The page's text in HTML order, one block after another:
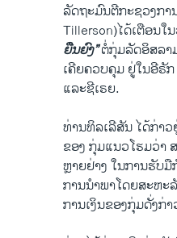
ລັດຖະມົນຕີກະຊວງກາ
Tillerson)ໄດ້ເຕືອນໃ
ຍືນຍົງ”ຕໍ່ກຸ່ມລັດອິສລາ
ເຄີຍຄວບຄຸມ ຢູ່ໃນອີຣັກ
ແລະຊີເຣຍ.
ທ່ານ​ທິລ​ເລີ​ສັນ ໄດ້ກ່າ
ຂອງ ກຸ່ມແນວໂຮມວ່າ
ຫຼາຍຢ່າງ ໃນການຮັບ
ການນຳພາໂດຍສະຫະ
ການເງິນຂອງກຸ່ມດັ່ງກ່